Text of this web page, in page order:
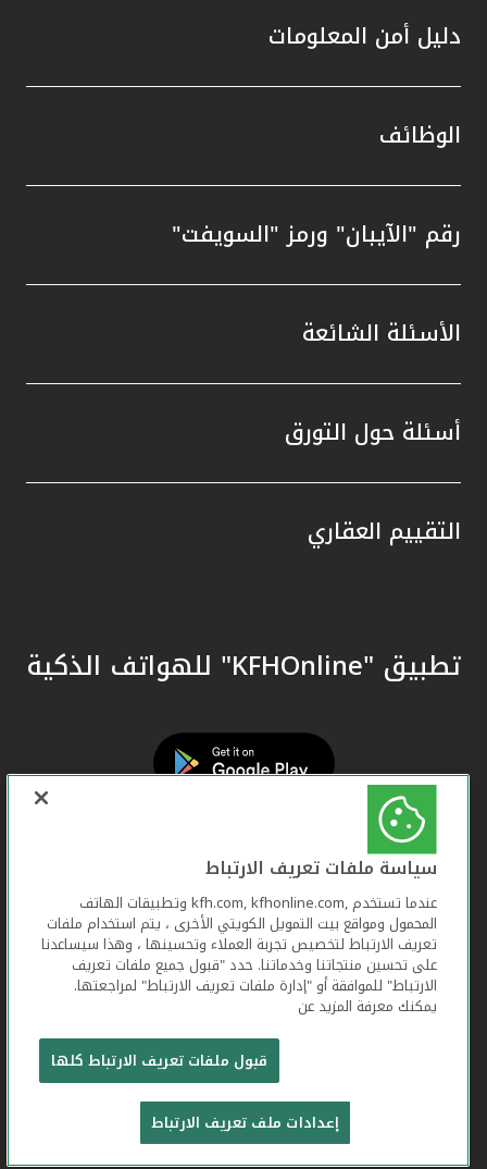
تواصل معنا
دليل أمن المعلومات
الوظائف
رقم "الآيبان" ورمز "السويفت"
الأسئلة الشائعة
أسئلة حول التورق
التقييم العقاري
تطبيق "KFHOnline" للهواتف الذكية
بيت التمويل الكويتي جميع الحقوق محفوظة © 2026
شروط وأحكام استخدام الموقع الإلكتروني
تعريف الارتباط بيان الخصوصية
سياسة ملفات تعريف الارتباط
عندما تستخدم ,kfh.com, kfhonline.com وتطبيقات الهاتف
المحمول ومواقع بيت التمويل الكويتي الأخرى ، يتم استخدام ملفات
تعريف الارتباط لتخصيص تجربة العملاء وتحسينها ، وهذا سيساعدنا
على تحسين منتجاتنا وخدماتنا. حدد "قبول جميع ملفات تعريف
الارتباط" للموافقة أو "إدارة ملفات تعريف الارتباط" لمراجعتها.
يمكنك معرفة المزيد عن
قبول ملفات تعريف الارتباط كلها
إعدادات ملف تعريف الارتباط